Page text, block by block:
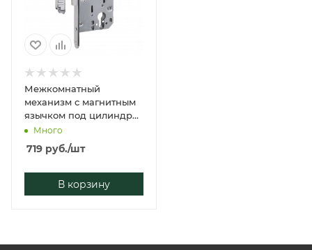
Межкомнатный
механизм с магнитным
язычком под цилиндр
VETTORE 410 Ц-С
МАГНИТ NI (Никель)
Много
719 руб./шт
В корзину